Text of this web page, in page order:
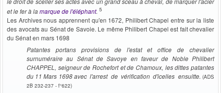
et le fer à lamarque de l'éléphant. 5
Les Archives nous apprennent qu'en 1672, Philibert Chapel entre sur la liste
des avocats au Sénat de Savoie. Le même Philibert Chapel est fait chevalier
du Sénat en mars 1698
Patantes portans provisions de l'estat et office de chevalier
surnuméraire au Sénat de Savoye en faveur de Noble Philibert
CHAPPEL, seigneur de Rochefort et de Chamoux, les dittes patantes
du 11 Mars 1698 avec l'arrest de vérification d'icelles ensuitte. (ADS
2B 232-237 - f°622)